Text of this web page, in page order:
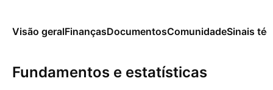
Visão geralFinançasDocumentosComunidadeSinais
Fundamentos e estatísticas